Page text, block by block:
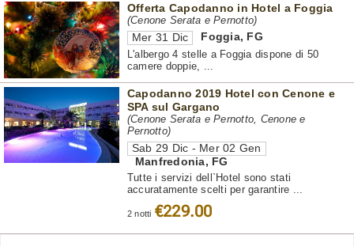
Offerta Capodanno in Hotel a Foggia
(Cenone Serata e Pernotto)
Mer 31 Dic Foggia, FG
L'albergo 4 stelle a Foggia dispone di 50
camere doppie, ...
Capodanno 2019 Hotel con Cenone e
SPA sul Gargano
(Cenone Serata e Pernotto, Cenone e
Pernotto)
Sab 29 Dic - Mer 02 Gen
Manfredonia, FG
Tutte i servizi dell`Hotel sono stati
accuratamente scelti per garantire ...
2 notti €229.00